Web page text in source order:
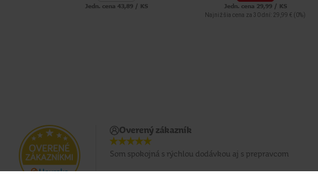
Jedn. cena 43,89 / KS Jedn. cena 29,99 / KS
Najnižšia cena za 30 dní: 29,99 € (0%)
Overený zákazník
Som spokojná s rýchlou dodávkou aj s prepravcom